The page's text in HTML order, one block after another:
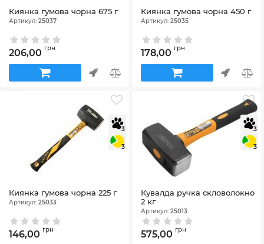
Киянка гумова чорна 675 г
Артикул: 25037
206,00 грн
Киянка гумова чорна 450 г
Артикул: 25035
178,00 грн
3
3
Киянка гумова чорна 225 г
Артикул: 25033
146,00 грн
3
3
Кувалда ручка скловолокно
2 кг
Артикул: 25013
575,00 грн